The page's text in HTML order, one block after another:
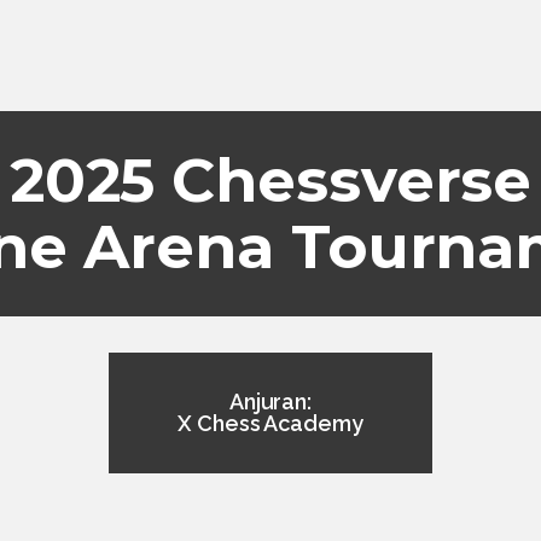
2025 Chessverse
Arena
Anjuran:
X Chess Academy